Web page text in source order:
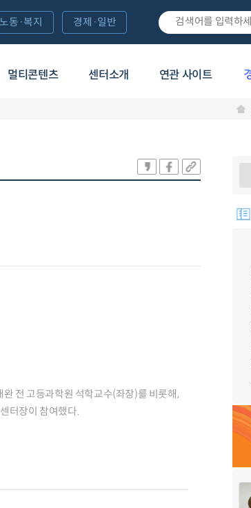
멀티콘텐츠 센터소개 연관 사이트
노동·복지 경제·일반
완 전 고등과학원 석학교수(좌장)를 비롯해,
터장이 참여했다.